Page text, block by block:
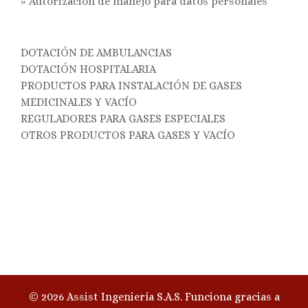
DOTACIÓN DE AMBULANCIAS
DOTACIÓN HOSPITALARIA
PRODUCTOS PARA INSTALACIÓN DE GASES
MEDICINALES Y VACÍO
REGULADORES PARA GASES ESPECIALES
OTROS PRODUCTOS PARA GASES Y VACÍO
© 2026 Assist Ingeniería S.A.S. Funciona gracias a